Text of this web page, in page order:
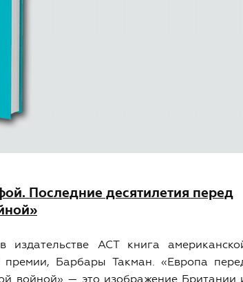
Последние десятилетия перед
АСТ книга
премии, Барбары Такман. «Европа
войной» — это изображение Британии